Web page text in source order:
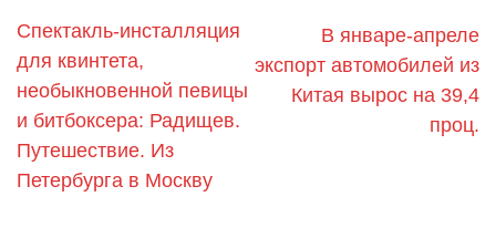
Спектакль-инсталляция
для квинтета,
необыкновенной певицы
и битбоксера: Радищев.
Путешествие. Из
Петербурга в Москву
В январе-апреле
экспорт автомобилей из
Китая вырос на 39,4
проц.